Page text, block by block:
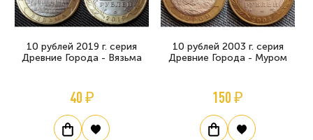
10 рублей 2019 г. серия
Древние Города - Вязьма
40 ₽
10 рублей 2003 г. серия
Древние Города - Муром
150 ₽